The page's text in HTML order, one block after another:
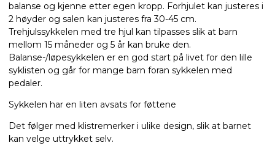
balanse og kjenne etter egen kropp. Forhjulet kan justeres i
2 høyder og salen kan justeres fra 30-45 cm.
Trehjulssykkelen med tre hjul kan tilpasses slik at barn
mellom 15 måneder og 5 år kan bruke den.
Balanse-/løpesykkelen er en god start på livet for den lille
syklisten og går for mange barn foran sykkelen med
pedaler.
Sykkelen har en liten avsats for føttene
Det følger med klistremerker i ulike design, slik at barnet
kan velge uttrykket selv.